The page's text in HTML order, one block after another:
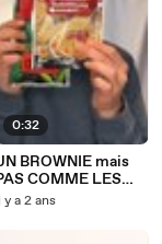
0:32
BROWNIE mais
COMME LES
y a 2 ans